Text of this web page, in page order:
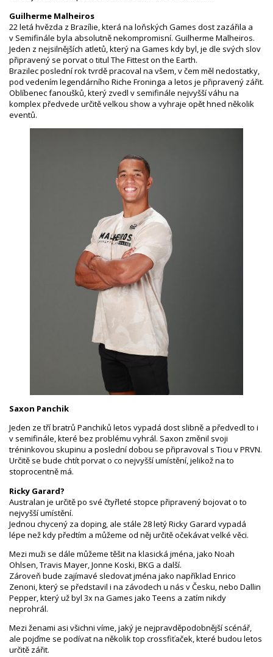
Guilherme Malheiros
22 letá hvězda z Brazílie, která na loňských Games dost zazářila a
v Semifinále byla absolutně nekompromisní. Guilherme Malheiros.
Jeden z nejsilnějších atletů, který na Games kdy byl, je dle svých slov
připravený se porvat o titul The Fittest on the Earth.
Brazilec poslední rok tvrdě pracoval na všem, v čem měl nedostatky,
pod vedením legendárního Riche Froninga a letos je připravený zářit.
Oblíbenec fanoušků, který zvedl v semifinále nejvyšší váhu na
komplex předvede určitě velkou show a vyhraje opět hned několik
eventů.
Saxon Panchik
Jeden ze tří bratrů Panchiků letos vypadá dost slibně a předvedl to i
v semifinále, které bez problému vyhrál. Saxon změnil svoji
tréninkovou skupinu a poslední dobou se připravoval s Tiou v PRVN.
Určitě se bude chtít porvat o co nejvyšší umístění, jelikož na to
stoprocentně má.
Ricky Garard?
Australan je určitě po své čtyřleté stopce připravený bojovat o to
nejvyšší umístění.
Jednou chycený za doping, ale stále 28 letý Ricky Garard vypadá
lépe než kdy předtím a můžeme od něj určitě očekávat velké věci.
Mezi muži se dále můžeme těšit na klasická jména, jako Noah
Ohlsen, Travis Mayer, Jonne Koski, BKG a další.
Zároveň bude zajímavé sledovat jména jako například Enrico
Zenoni, který se představil i na závodech u nás v Česku, nebo Dallin
Pepper, který už byl 3x na Games jako Teens a zatím nikdy
neprohrál.
Mezi ženami asi všichni víme, jaký je nejpravděpodobnější scénář,
ale pojďme se podívat na několik top crossfiťaček, které budou letos
určitě zářit.